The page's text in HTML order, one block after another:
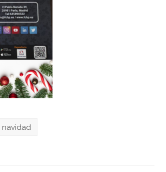
navidad